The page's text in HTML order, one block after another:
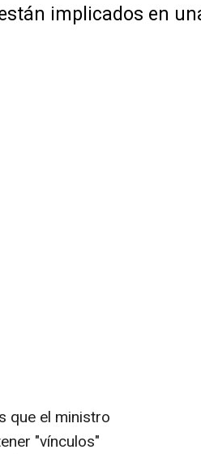
implicados en
que el ministro
"vínculos"